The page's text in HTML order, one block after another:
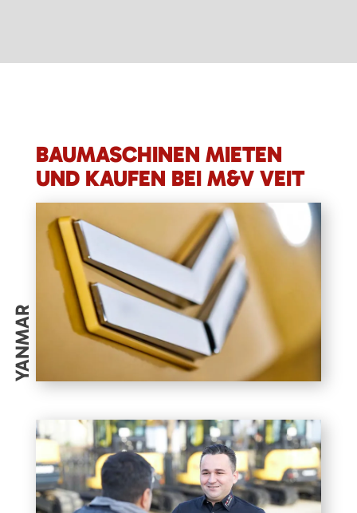
BAUMASCHINEN MIETEN
UND KAUFEN BEI M&V VEIT
YANMAR